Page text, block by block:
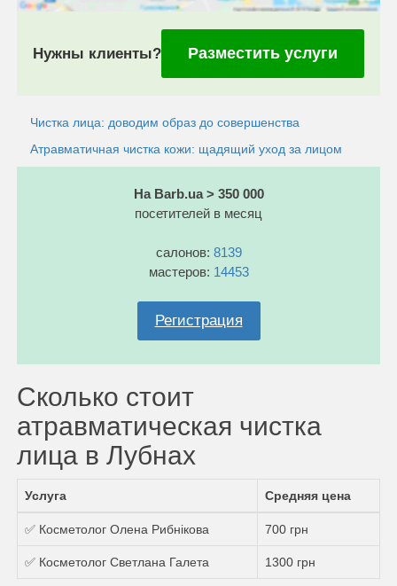
Нужны клиенты? Разместить услуги
Чистка лица: доводим образ до совершенства
Атравматичная чистка кожи: щадящий уход за лицом
На Barb.ua > 350 000
посетителей в месяц
салонов: 8139
мастеров: 14453
Регистрация
Сколько стоит
атравматическая чистка
лица в Лубнах
Услуга Средняя цена
✅ Косметолог Олена Рибнікова 700 грн
✅ Косметолог Светлана Галета 1300 грн